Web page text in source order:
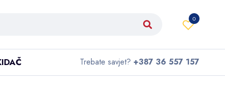
0
Trebate savjet? +387 36 557 157